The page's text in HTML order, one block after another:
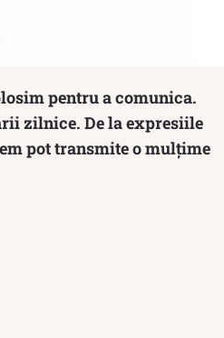
pentru a comunica.
zilnice. De la expresiile
pot transmite o mulțime